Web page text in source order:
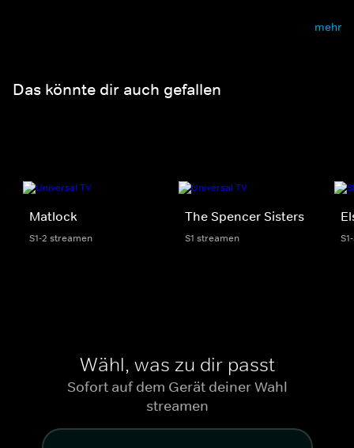
mehr
Das könnte dir auch gefallen
Matlock
S1-2 streamen
The Spencer Sisters
S1 streamen
Wähl, was zu dir passt
Sofort auf dem Gerät deiner Wahl
streamen